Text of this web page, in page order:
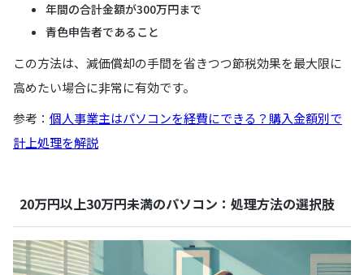
年間の合計金額が300万円まで
青色申告者であること
この方法は、減価償却の手間を省きつつ節税効果を最大限に
高めたい場合に非常に有効です。
参考： 個人事業主はパソコンを経費にできる？購入金額別で
計上処理を解説
20万円以上30万円未満のパソコン：処理方法の選択肢